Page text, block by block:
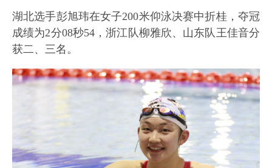
湖北选手彭旭玮在女子200米仰泳决赛中折桂，夺冠
成绩为2分08秒54，浙江队柳雅欣、山东队王佳音分
获二、三名。